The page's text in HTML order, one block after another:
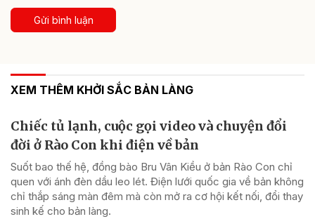
Gửi bình luận
XEM THÊM KHỞI SẮC BẢN LÀNG
Chiếc tủ lạnh, cuộc gọi video và chuyện đổi
đời ở Rào Con khi điện về bản
Suốt bao thế hệ, đồng bào Bru Vân Kiều ở bản Rào Con chỉ
quen với ánh đèn dầu leo lét. Điện lưới quốc gia về bản không
chỉ thắp sáng màn đêm mà còn mở ra cơ hội kết nối, đổi thay
sinh kế cho bản làng.